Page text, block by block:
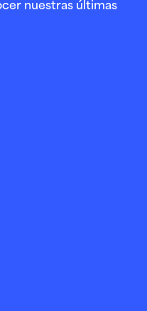
nuestras últimas